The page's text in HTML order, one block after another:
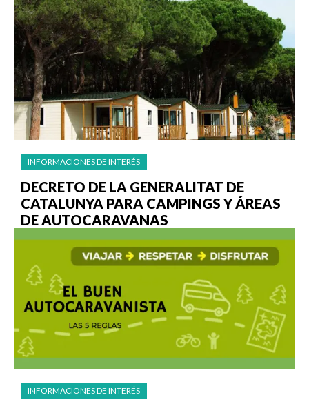
INFORMACIONES DE INTERÉS
DECRETO DE LA GENERALITAT DE
CATALUNYA PARA CAMPINGS Y ÁREAS
DE AUTOCARAVANAS
INFORMACIONES DE INTERÉS